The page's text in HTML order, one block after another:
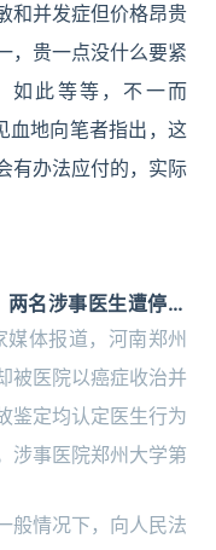
和并发症但价格昂贵
，贵一点没什么要紧
如此等等，不一而
地向笔者指出，这
有办法应付的，实际
名涉事医生遭停业
应体报道，河南郑州
被医院以癌症收治并
鉴定均认定医生行为
涉事医院郑州大学第
般情况下，向人民法